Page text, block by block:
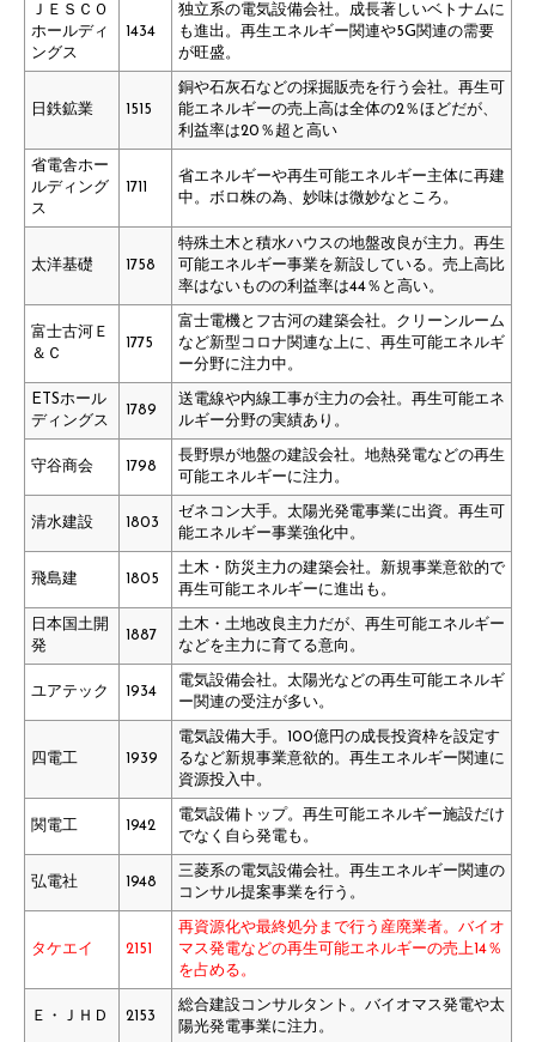
ＪＥＳＣＯ
ホールディ
ングス
1434
独立系の電気設備会社。成長著しいベトナムに
も進出。再生エネルギー関連や5G関連の需要
が旺盛。
日鉄鉱業 1515
銅や石灰石などの採掘販売を行う会社。再生可
能エネルギーの売上高は全体の2％ほどだが、
利益率は20％超と高い
省電舎ホー
ルディング
ス
1711
省エネルギーや再生可能エネルギー主体に再建
中。ボロ株の為、妙味は微妙なところ。
太洋基礎 1758
特殊土木と積水ハウスの地盤改良が主力。再生
可能エネルギー事業を新設している。売上高比
率はないものの利益率は44％と高い。
富士古河Ｅ
＆Ｃ
1775
富士電機とフ古河の建築会社。クリーンルーム
など新型コロナ関連な上に、再生可能エネルギ
ー分野に注力中。
ETSホール
ディングス
1789
送電線や内線工事が主力の会社。再生可能エネ
ルギー分野の実績あり。
守谷商会 1798
長野県が地盤の建設会社。地熱発電などの再生
可能エネルギーに注力。
清水建設 1803
ゼネコン大手。太陽光発電事業に出資。再生可
能エネルギー事業強化中。
飛島建 1805
土木・防災主力の建築会社。新規事業意欲的で
再生可能エネルギーに進出も。
日本国土開
発
1887
土木・土地改良主力だが、再生可能エネルギー
などを主力に育てる意向。
ユアテック 1934
電気設備会社。太陽光などの再生可能エネルギ
ー関連の受注が多い。
四電工 1939
電気設備大手。100億円の成長投資枠を設定す
るなど新規事業意欲的。再生エネルギー関連に
資源投入中。
関電工 1942
電気設備トップ。再生可能エネルギー施設だけ
でなく自ら発電も。
弘電社 1948
三菱系の電気設備会社。再生エネルギー関連の
コンサル提案事業を行う。
タケエイ 2151
再資源化や最終処分まで行う産廃業者。バイオ
マス発電などの再生可能エネルギーの売上14％
を占める。
Ｅ・ＪＨＤ 2153
総合建設コンサルタント。バイオマス発電や太
陽光発電事業に注力。